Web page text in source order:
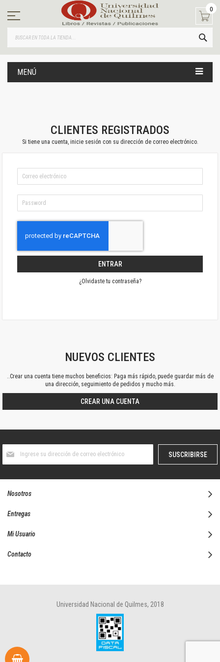
contenido
0
MENÚ
CLIENTES REGISTRADOS
Si tiene una cuenta, inicie sesión con su dirección de correo electrónico.
ENTRAR
¿Olvidaste tu contraseña?
NUEVOS CLIENTES
..Crear una cuenta tiene muchos beneficios: Paga más rápido, puede guardar más de
una dirección, seguimiento de pedidos y mucho más.
CREAR UNA CUENTA
boletín
SUSCRIBIRSE
Nosotros
Entregas
Mi Usuario
Contacto
Universidad Nacional de Quilmes, 2018